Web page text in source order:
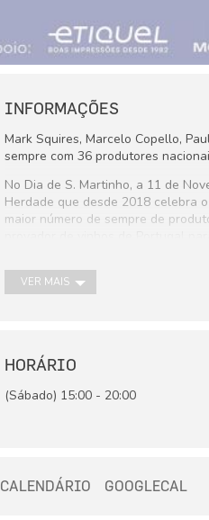
INFORMAÇÕES
Mark Squires, Marcelo Copello,
sempre com 36 produtores
No Dia de S. Martinho, a 11 de
Herdade que desde 2018 celebra
maior número de sempre de
vinhos de ânfora, colocando-os na
VER MAIS
HORÁRIO
(Sábado) 15:00 - 20:00
CALENDÁRIO GOOGLECAL